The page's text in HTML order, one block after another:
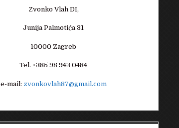
Zvonko Vlah DI,
Junija Palmotića 31
10000 Zagreb
Tel. +385 98 943 0484
e-mail: zvonkovlah87@gmail.com